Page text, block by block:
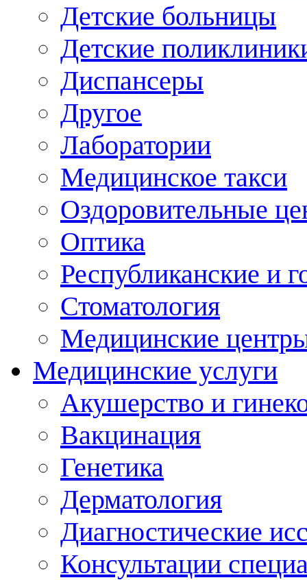
Детские больницы
Детские
Диспансеры
Другое
Лаборатории
Медицинское такси
Оздоровительные
Оптика
Республиканские и
Стоматология
Медицинские
Медицинские услуги
Акушерство и
Вакцинация
Генетика
Дерматология
Диагностические
Консультации